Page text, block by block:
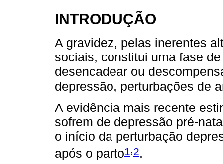
INTRODUÇÃO
A gravidez, pelas inerentes
sociais, constitui uma fase
desencadear ou
depressão, perturbações de
A evidência mais recente
sofrem de depressão pré-
o início da perturbação
após o parto1,2.